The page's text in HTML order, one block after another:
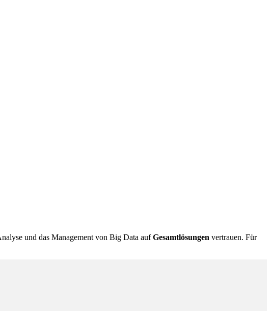
und das Management von Big Data aufGesamtlösungen vertrauen. Für